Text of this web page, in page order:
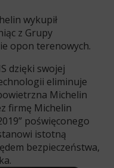
wykupił
z Grupy
opon terenowych.
dzięki swojej
eliminuje
Michelin
firmę Michelin
poświęconego
istotną
bezpieczeństwa,